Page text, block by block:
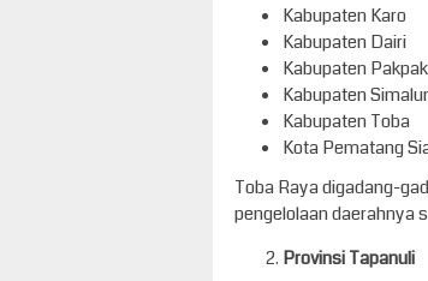
Kabupaten Karo
Kabupaten Dairi
Kabupaten
Kabupaten
Kabupaten Toba
Kota Pematang
Toba Raya digadang-
pengelolaan daerahnya
Provinsi Tapanuli